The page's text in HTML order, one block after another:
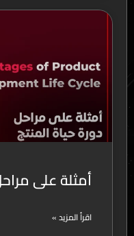
أمثلة على
اقرأ المزيد »